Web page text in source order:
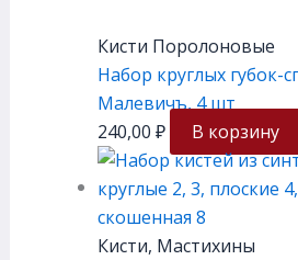
Кисти Поролоновые
Набор круглых губок-
Малевичъ, 4 шт
240,00 ₽ В корзину
Кисти, Мастихины